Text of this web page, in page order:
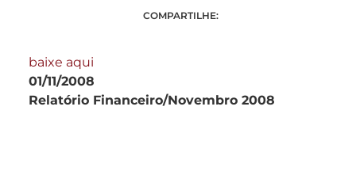
COMPARTILHE:
baixe aqui
01/11/2008
Relatório Financeiro/Novembro 2008